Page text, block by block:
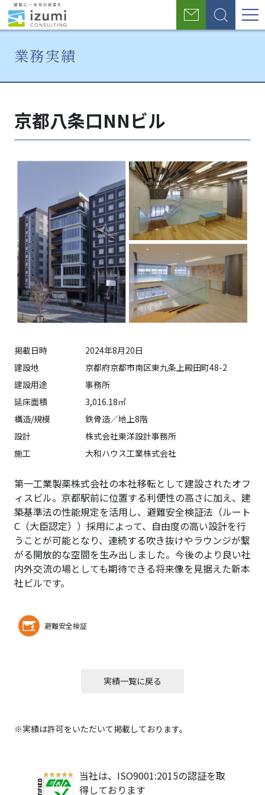
グ
ロ
ー
バ
ナ
ビ
ゲ
シ
ョ
ン
お
問
検
索
業務実績
実
績
八
条
NN
京都八条口NNビル
掲載日時
2024年8月20日
建設地
京都府京都市南区東九条上殿田町48-2
建設用途
事務所
延床面積
3,016.18㎡
構造/規模
鉄骨造／地上8階
設計
株式会社東洋設計事務所
施工
大和ハウス工業株式会社
第一工業製薬株式会社の本社移転として建設されたオフ
ィスビル。京都駅前に位置する利便性の高さに加え、建
築基準法の性能規定を活用し、避難安全検証法（ルート
C（大臣認定））採用によって、自由度の高い設計を行
うことが可能となり、連続する吹き抜けやラウンジが繋
がる開放的な空間を生み出しました。今後のより良い社
内外交流の場としても期待できる将来像を見据えた新本
社ビルです。
避難安全検証
実績一覧に戻る
※実績は許可をいただいて掲載しております。
当社は、ISO9001:2015の認証を取
得しております